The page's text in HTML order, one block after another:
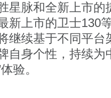
星脉和全新上市
新上市的卫士130
继续基于不同平
自身个性，持续为
验。